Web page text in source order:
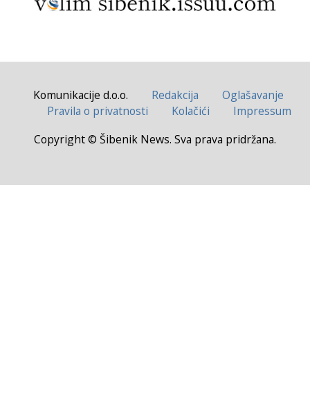
Komunikacije d.o.o. Redakcija
Oglašavanje
Pravila o privatnosti
Kolačići
Impressum
Copyright © Šibenik News. Sva prava pridržana.